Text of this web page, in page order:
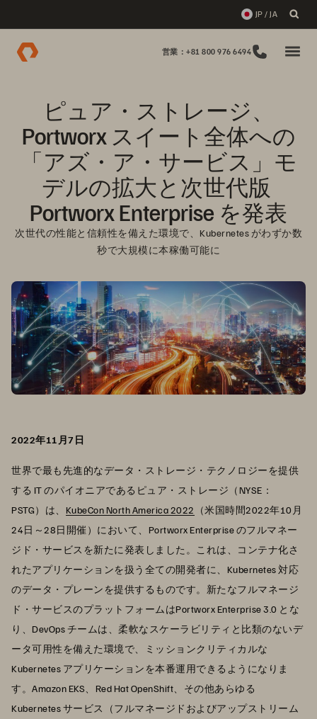
JP / JA
営業：+81 800 976 6494
ピュア・ストレージ、
Portworx スイート全体への
「アズ・ア・サービス」モ
デルの拡大と次世代版
Portworx Enterprise を発表
次世代の性能と信頼性を備えた環境で、Kubernetes がわずか数
秒で大規模に本稼働可能に
2022年11月7日
世界で最も先進的なデータ・ストレージ・テクノロジーを提供
する IT のパイオニアであるピュア・ストレージ（NYSE：
PSTG）は、 KubeCon North America 2022 （米国時間2022年10月
24日～28日開催）において、Portworx Enterprise のフルマネー
ジド・サービスを新たに発表しました。これは、コンテナ化さ
れたアプリケーションを扱う全ての開発者に、Kubernetes 対応
のデータ・プレーンを提供するものです。新たなフルマネージ
ド・サービスのプラットフォームはPortworx Enterprise 3.0 とな
り、DevOps チームは、柔軟なスケーラビリティと比類のないデ
ータ可用性を備えた環境で、ミッションクリティカルな
Kubernetes アプリケーションを本番運用できるようになりま
す。Amazon EKS、Red Hat OpenShift、その他あらゆる
Kubernetes サービス（フルマネージドおよびアップストリーム